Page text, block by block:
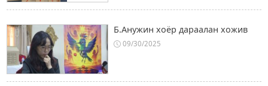
Б.Анужин хоёр дараалан хожив
09/30/2025